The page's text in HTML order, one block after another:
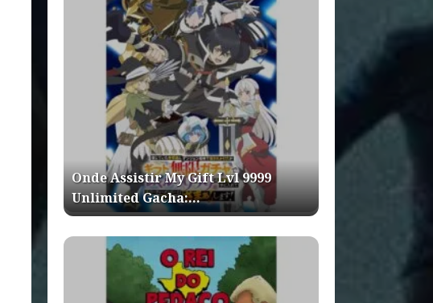
Onde Assistir My Gift Lvl 9999
Unlimited Gacha:…